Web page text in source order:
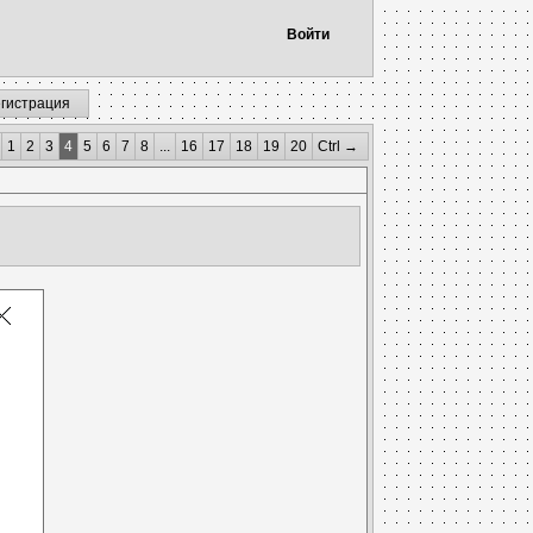
Войти
1 2 3 4 5 6 7 8 ... 16 17 18 19 20 Ctrl →